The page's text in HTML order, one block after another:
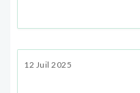
12 Juil 2025